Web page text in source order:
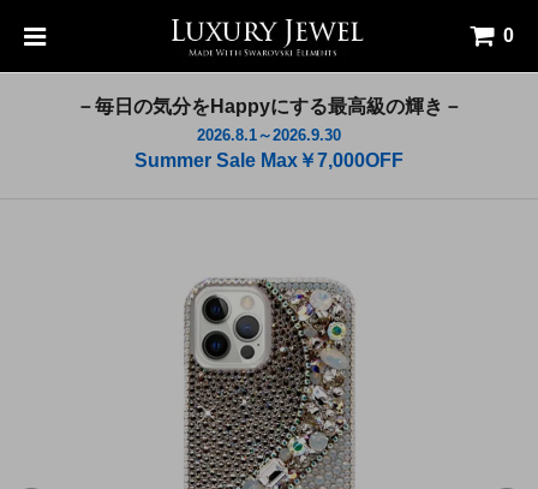
0
－毎日の気分をHappyにする最高級の輝き－
2026.8.1～2026.9.30
Summer Sale Max￥7,000OFF